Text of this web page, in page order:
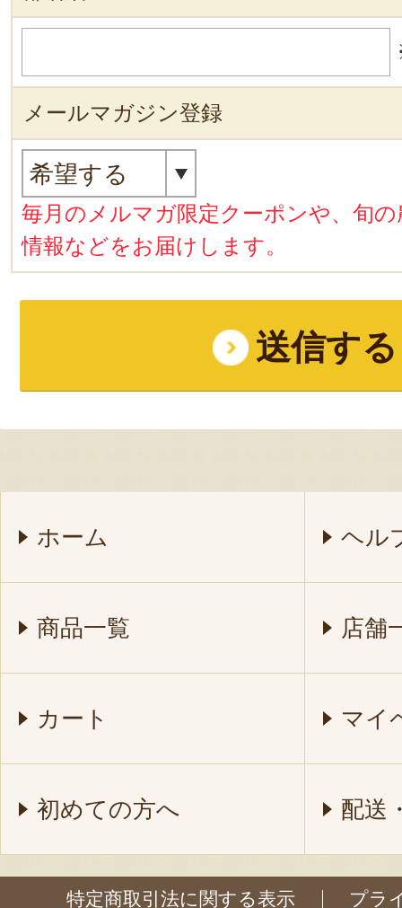
メールマガジン登録
毎月のメルマガ限定クーポンや、旬
情報などをお届けします。
ホーム ヘル
商品一覧 店舗
カート マイ
初めての方へ 配送
特定商取引法に関する表示 プラ